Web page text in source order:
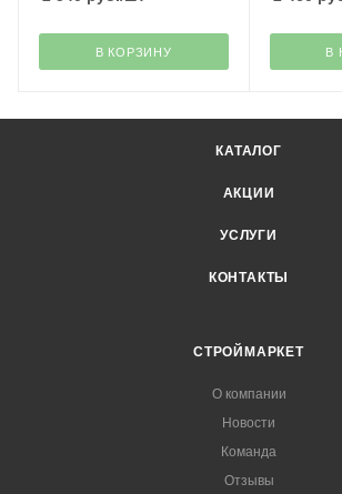
В КОРЗИНУ В
КАТАЛОГ
АКЦИИ
УСЛУГИ
КОНТАКТЫ
СТРОЙМАРКЕТ
О компании
Новости
Команда
Отзывы